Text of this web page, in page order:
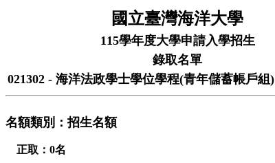
國立臺灣海洋大學
115學年度大學申請入學招生
錄取名單
021302 - 海洋法政學士學位學程(青年儲蓄帳戶組)
名額類別：招生名額
正取：0名